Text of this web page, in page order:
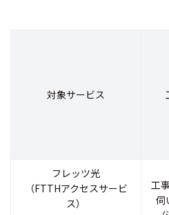
対象サービス
フレッツ光
（FTTHアクセスサービ
ス）
工
伺